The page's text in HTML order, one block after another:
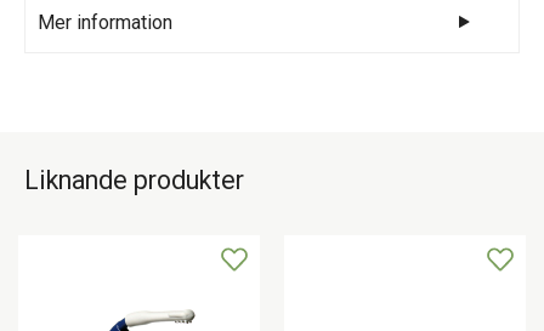
Mer information
De har en lättgående bygel som kräver liten
öppningsvinkel på handen för att fingrarna
med ett kraftigt glidstopp och har en liten
från knappnålar till nyckelknippor.Tillverkad av
Liknande produkter